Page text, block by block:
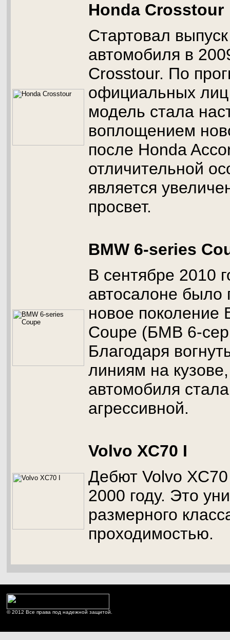
Honda Crosstour
Стартовал
автомобиля в
Crosstour. По
официальных
модель стала
воплощением
после Honda
отличительной
является
просвет.
BMW 6-series
В сентябре 2010
автосалоне было
новое поколение
Coupe (БМВ 6-
Благодаря
линиям на
автомобиля
агрессивной.
Volvo XC70 I
Дебют Volvo
2000 году. Это
размерного
проходимостью.
© 2012 Все права под надежной защитой.